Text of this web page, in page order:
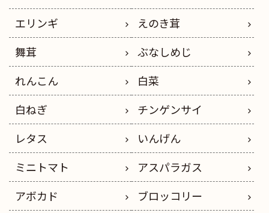
エリンギ
えのき茸
舞茸
ぶなしめじ
れんこん
白菜
白ねぎ
チンゲンサイ
レタス
いんげん
ミニトマト
アスパラガス
アボカド
ブロッコリー